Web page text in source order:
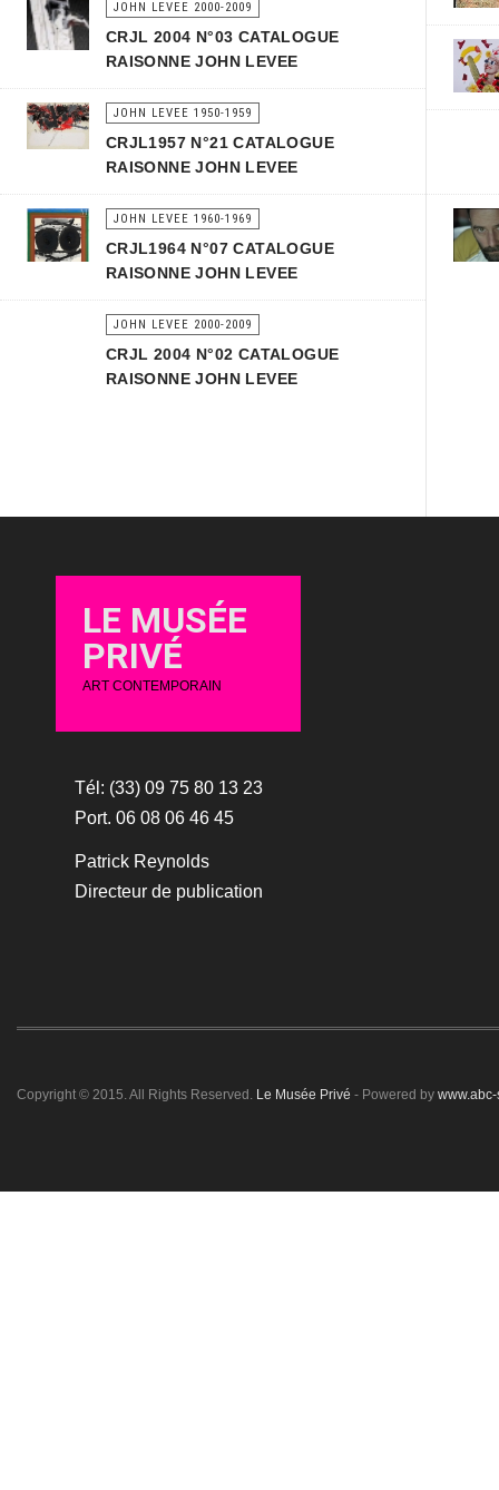
JOHN LEVEE 2000-2009
CRJL 2004 N°03 CATALOGUE
RAISONNE JOHN LEVEE
JOHN LEVEE 1950-1959
CRJL1957 N°21 CATALOGUE
RAISONNE JOHN LEVEE
JOHN LEVEE 1960-1969
CRJL1964 N°07 CATALOGUE
RAISONNE JOHN LEVEE
JOHN LEVEE 2000-2009
CRJL 2004 N°02 CATALOGUE
RAISONNE JOHN LEVEE
LE MUSÉE
PRIVÉ
ART CONTEMPORAIN
Tél: (33) 09 75 80 13 23
Port. 06 08 06 46 45
Patrick Reynolds
Directeur de publication
Copyright © 2015. All Rights Reserved. Le Musée Privé - Powered by